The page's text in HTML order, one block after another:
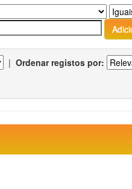
| Ordenar registos por: